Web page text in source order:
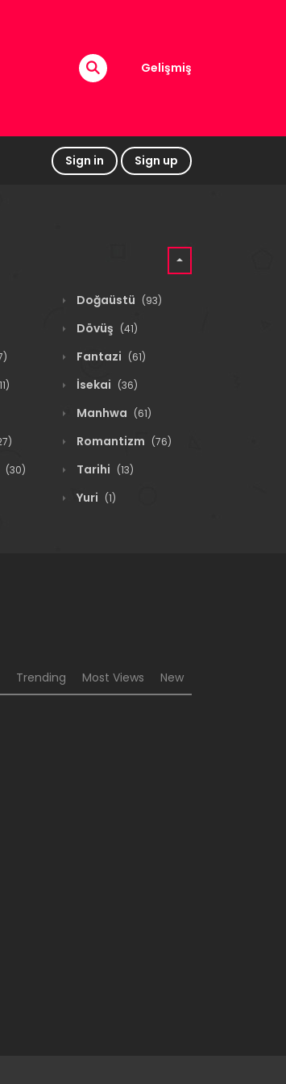
Gelişmiş
Sign in Sign up
Doğaüstü (93)
Dövüş (41)
Fantazi (61)
İsekai (36)
Manhwa (61)
Romantizm (76)
(30) Tarihi (13)
Yuri (1)
Trending Most Views New